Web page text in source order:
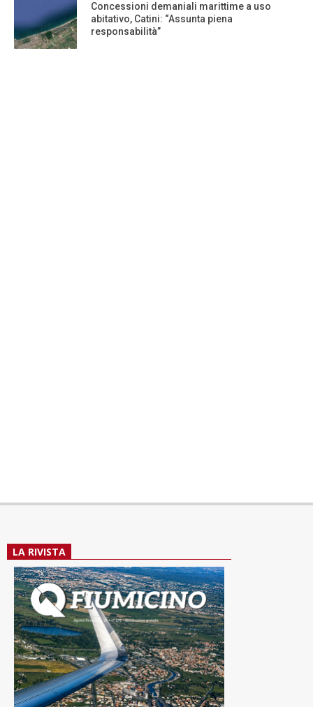
Concessioni demaniali marittime a uso
abitativo, Catini: “Assunta piena
responsabilità”
LA RIVISTA